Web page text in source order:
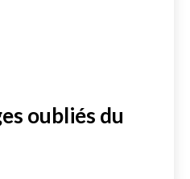
oubliés du